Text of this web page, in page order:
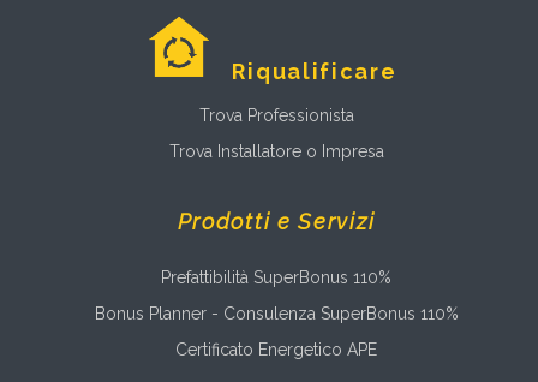
Riqualificare
Trova Professionista
Trova Installatore o Impresa
Prodotti e Servizi
Prefattibilità SuperBonus 110%
Bonus Planner - Consulenza SuperBonus 110%
Certificato Energetico APE